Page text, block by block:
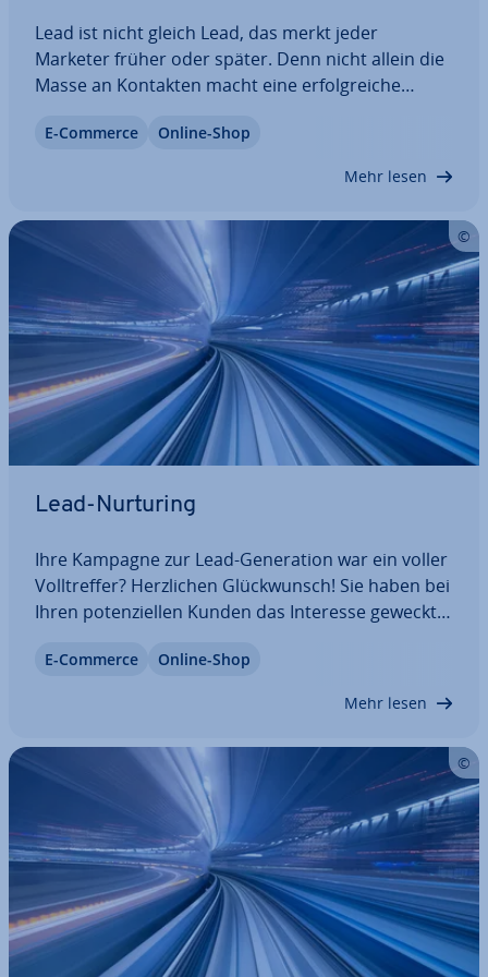
Lead ist nicht gleich Lead, das merkt jeder
Marketer früher oder später. Denn nicht allein die
Masse an Kontakten macht eine er­folg­rei­che
her­aus­zu­fin­den, welche Kontakte am viel­ver­spre­
E-Commerce Online-Shop
Mehr lesen
Lead-Nurturing
Ihre Kampagne zur Lead-Ge­ne­ra­ti­on war ein voller
Voll­tref­fer? Herz­li­chen Glück­wunsch! Sie haben bei
Ihren po­ten­zi­el­len Kunden das Interesse geweckt
ment-Prozess geschafft: Der Kontakt ist her­ge­
E-Commerce Online-Shop
Mehr lesen